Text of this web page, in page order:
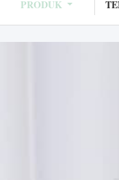
PRODUK